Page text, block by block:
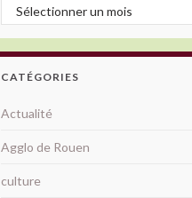
Archives
CATÉGORIES
Actualité
Agglo de Rouen
culture